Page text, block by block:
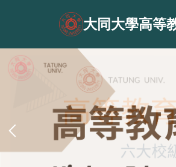
要
內
容
大同大學高等